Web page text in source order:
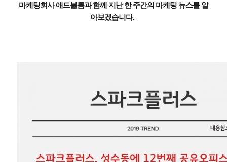
마케팅회사 애드블룸과 함께 지난 한 주간의 마케팅 뉴스를 알
아보겠습니다.